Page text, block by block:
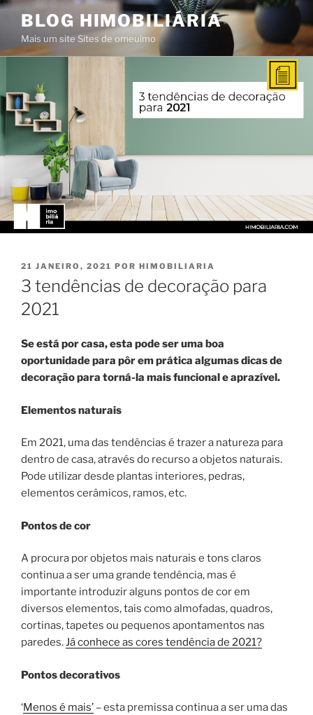
Saltar
conteúdo
BLOG HIMOBILIÁRIA
Mais um site Sites de omeuimo
PUBLICADO
EM
21 JANEIRO, 2021 POR HIMOBILIARIA
3 tendências de decoração para
2021
Se está por casa, esta pode ser uma boa
oportunidade para pôr em prática algumas dicas de
decoração para torná-la mais funcional e aprazível.
Elementos naturais
Em 2021, uma das tendências é trazer a natureza para
dentro de casa, através do recurso a objetos naturais.
Pode utilizar desde plantas interiores, pedras,
elementos cerâmicos, ramos, etc.
Pontos de cor
A procura por objetos mais naturais e tons claros
continua a ser uma grande tendência, mas é
importante introduzir alguns pontos de cor em
diversos elementos, tais como almofadas, quadros,
cortinas, tapetes ou pequenos apontamentos nas
paredes.Já conhece as cores tendência de 2021?
Pontos decorativos
‘Menos é mais’ – esta premissa continua a ser uma das